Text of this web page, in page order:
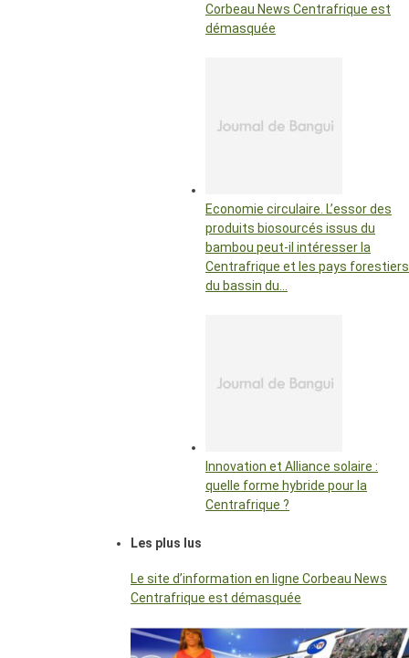
Corbeau News Centrafrique est
démasquée
Economie circulaire. L’essor des
produits biosourcés issus du
bambou peut-il intéresser la
Centrafrique et les pays forestiers
du bassin du…
Innovation et Alliance solaire :
quelle forme hybride pour la
Centrafrique ?
Les plus lus
Le site d’information en ligne Corbeau News
Centrafrique est démasquée